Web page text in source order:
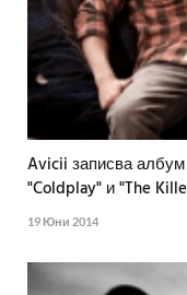
Avicii записва
"Coldplay" и "The
19 Юни 2014